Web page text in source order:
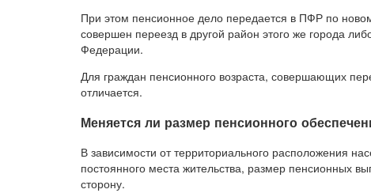
При этом пенсионное дело передается в ПФР по
совершен переезд в другой район этого же города
Федерации.
Для граждан пенсионного возраста, совершающих
отличается.
Меняется ли размер пенсионного
В зависимости от территориального расположения
постоянного места жительства, размер пенсионных
сторону.